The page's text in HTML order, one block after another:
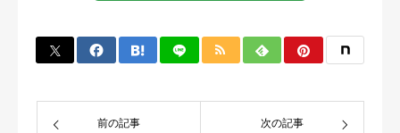
前の記事 次の記事